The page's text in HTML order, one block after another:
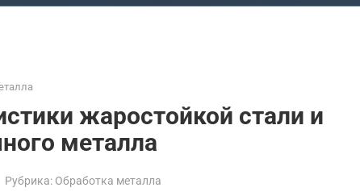
жаростойкой стали и
металла
Рубрика: Обработка металла